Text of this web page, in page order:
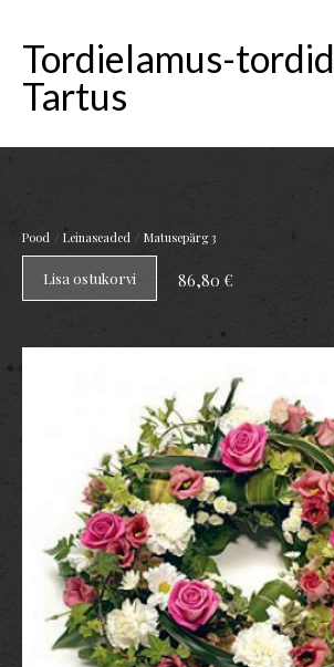
Tordielamus-tordid
Tartus
Pood / Leinaseaded / Matusepärg 3
Lisa ostukorvi 86,80 €